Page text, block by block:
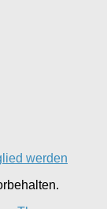
werden